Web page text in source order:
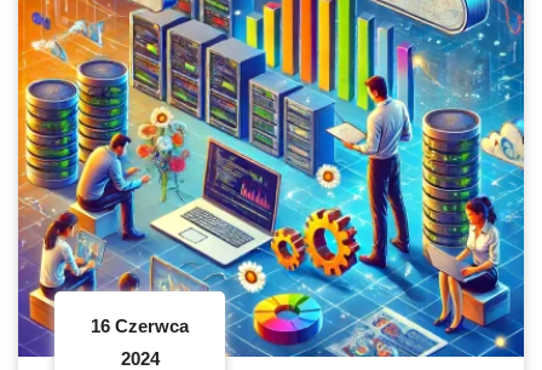
16 Czerwca
2024